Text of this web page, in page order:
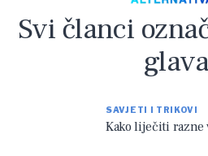
Svi članci
SAVJETI I TRIKOVI
Kako liječiti razne